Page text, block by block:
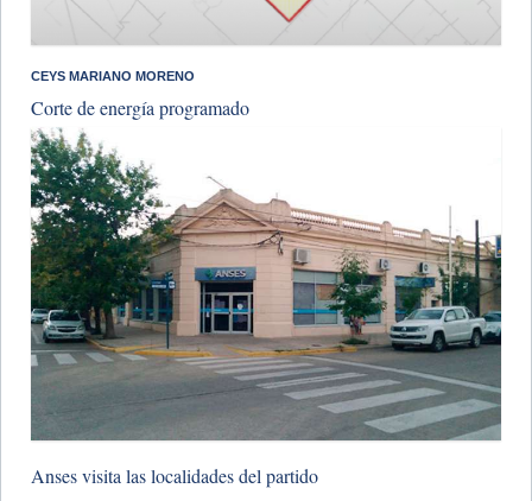
CEYS MARIANO MORENO
Corte de energía programado
Anses visita las localidades del partido